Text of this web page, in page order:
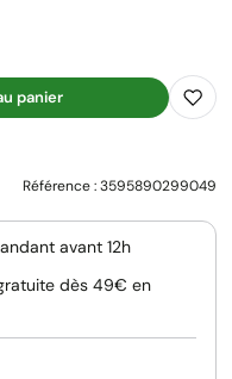
panier
Référence :3595890299049
avant 12h
dès 49€ en